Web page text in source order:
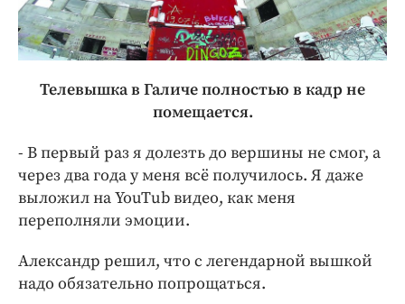
Телевышка в Галиче полностью в кадр не
помещается.
- В первый раз я долезть до вершины не смог, а
через два года у меня всё получилось. Я даже
выложил на YouTub видео, как меня
переполняли эмоции.
Александр решил, что с легендарной вышкой
надо обязательно попрощаться.